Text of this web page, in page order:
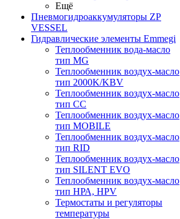
Ещё
Пневмогидроаккумуляторы ZP
VESSEL
Гидравлические элементы Emmegi
Теплообменник вода-масло
тип MG
Теплообменник воздух-масло
тип 2000K/KBV
Теплообменник воздух-масло
тип CC
Теплообменник воздух-масло
тип MOBILE
Теплообменник воздух-масло
тип RID
Теплообменник воздух-масло
тип SILENT EVO
Теплообменник воздух-масло
тип НРА, HPV
Термостаты и регуляторы
температуры